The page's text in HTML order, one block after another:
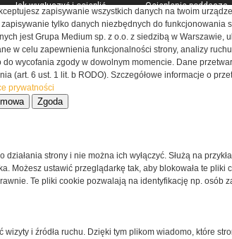
Jak wygłuszyć i ocieplić
piwnicę
Rynek nieruchomości
Darmowe ebooki dla
zarządców nieruchomości
Ocieplenie poddasza
jest skuteczna
PORADNIK: Sposoby na
energooszczędny i
zapisywanie wszystkich danych na twoim
tylko danych niezbędnych do funkcjonowania
jest Grupa Medium sp. z o.o. z siedzibą w Warszawie,
w celu zapewnienia funkcjonalności strony, analizy
do wycofania zgody w dowolnym momencie. Dane
(art. 6 ust. 1 lit. b RODO). Szczegółowe informacje o
prywatności
Zgoda
strony i nie można ich wyłączyć. Służą na
Możesz ustawić przeglądarkę tak, aby blokowała te pliki
Te pliki cookie pozwalają na identyfikację np. osób
i źródła ruchu. Dzięki tym plikom wiadomo, które